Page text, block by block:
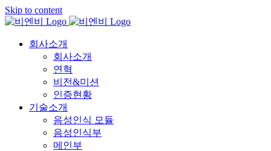
Skip to content
회사소개
회사소개
연혁
비전&미션
인증현황
기술소개
음성인식 모듈
음성인식부
메인부